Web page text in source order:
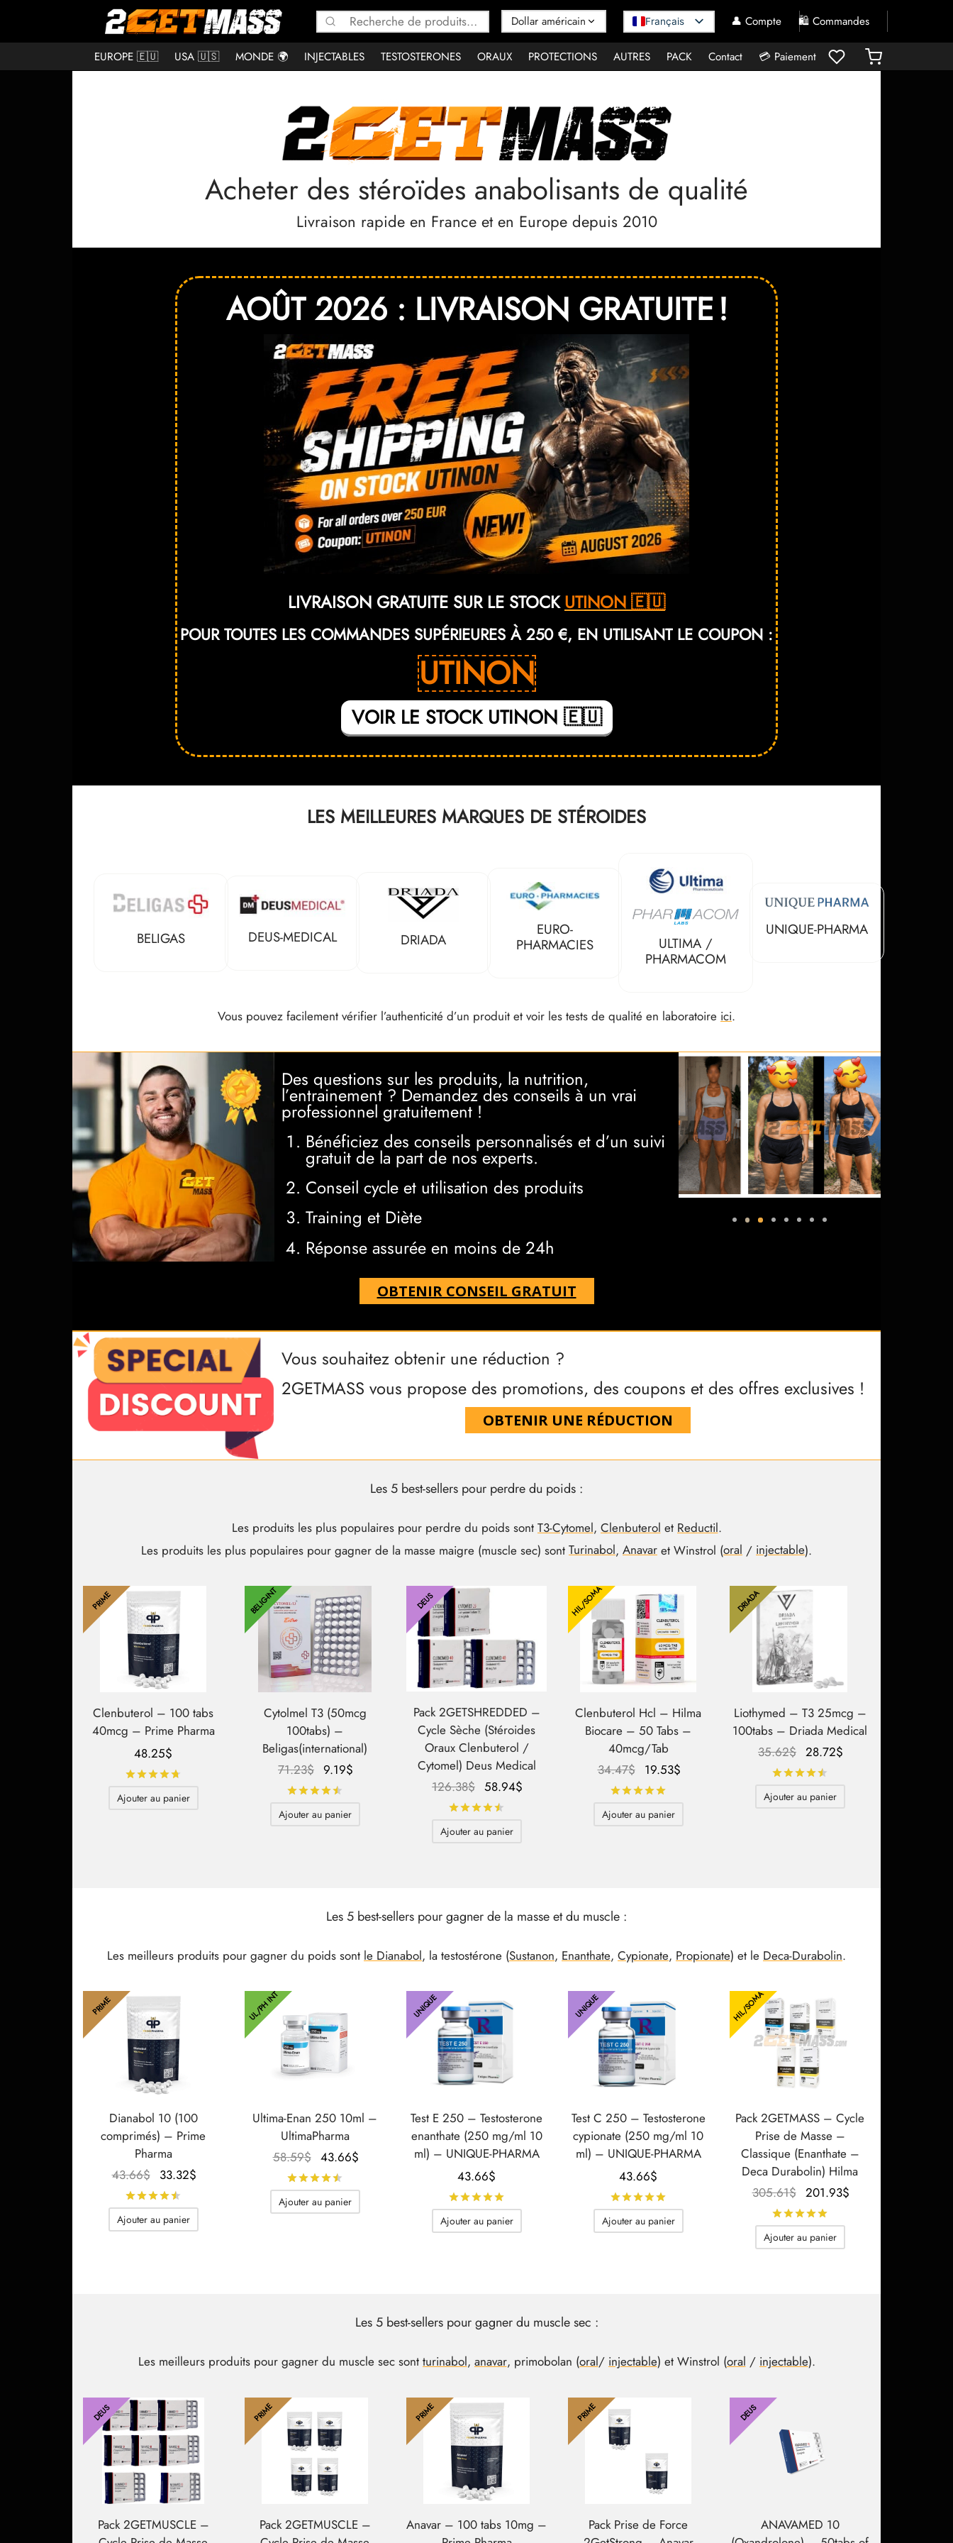
Recherche
pour :
Français 👤 Compte 🛍️ Commandes
EUROPE 🇪🇺 USA 🇺🇸 MONDE 🌍 INJECTABLES TESTOSTERONES ORAUX PROTECTIONS AUTRES PACK Contact 💳 Paiement
Acheter des stéroïdes anabolisants de qualité
Livraison rapide en France et en Europe depuis 2010
AOÛT 2026 : LIVRAISON GRATUITE !
LIVRAISON GRATUITE SUR LE STOCKUTINON 🇪🇺
POUR TOUTES LES COMMANDES SUPÉRIEURES À 250 €, EN UTILISANT LE COUPON :
UTINON
VOIR LE STOCK UTINON 🇪🇺
LES MEILLEURES MARQUES DE STÉROIDES
BELIGAS DEUS-MEDICAL DRIADA
EURO-
PHARMACIES
ULTIMA /
PHARMACOM
UNIQUE-PHARMA
Vous pouvez facilement vérifier l’authenticité d’un produit et voir les tests de qualité en laboratoire ici.
Des questions sur les produits, la nutrition,
l’entrainement ? Demandez des conseils à un vrai
professionnel gratuitement !
Bénéficiez des conseils personnalisés et d’un suivi
gratuit de la part de nos experts.
Conseil cycle et utilisation des produits
Training et Diète
Réponse assurée en moins de 24h
OBTENIR CONSEIL GRATUIT
Vous souhaitez obtenir une réduction ?
2GETMASS vous propose des promotions, des coupons et des offres exclusives !
OBTENIR UNE RÉDUCTION
Les 5 best-sellers pour perdre du poids :
Les produits les plus populaires pour perdre du poids sont T3-Cytomel, Clenbuterol et Reductil.
Les produits les plus populaires pour gagner de la masse maigre (muscle sec) sont Turinabol, Anavar et Winstrol (oral / injectable).
PRIME
Clenbuterol – 100 tabs
40mcg – Prime Pharma
48.25$
Ajouter au panier
BELIG-INT
Cytolmel T3 (50mcg
100tabs) –
Beligas(international)
71.23$ Le prix
initial
71.23$.
9.19$
Ajouter au panier
DEUS
Pack 2GETSHREDDED –
Cycle Sèche (Stéroides
Oraux Clenbuterol /
Cytomel) Deus Medical
126.38$
Le prix
initial
126.38$.
58.94$
Ajouter au panier
HIL/SOMA
Clenbuterol Hcl – Hilma
Biocare – 50 Tabs –
40mcg/Tab
34.47$
Le prix
initial
34.47$.
19.53$
Ajouter au panier
DRIADA
Liothymed – T3 25mcg –
100tabs – Driada Medical
35.62$ Le prix
initial
35.62$.
28.72$
Ajouter au panier
Les 5 best-sellers pour gagner de la masse et du muscle :
Les meilleurs produits pour gagner du poids sont le Dianabol, la testostérone (Sustanon, Enanthate, Cypionate, Propionate) et le Deca-Durabolin.
PRIME
Dianabol 10 (100
comprimés) – Prime
Pharma
43.66$
Le prix
initial
était :
43.66$.
33.32$
33.32$.
Ajouter au panier
UL/PH INT
Ultima-Enan 250 10ml –
UltimaPharma
58.59$ Le prix
initial
était :
58.59$.
43.66$
43.66$.
Ajouter au panier
UNIQUE
Test E 250 – Testosterone
enanthate (250 mg/ml 10
ml) – UNIQUE-PHARMA
43.66$
Ajouter au panier
UNIQUE
Test C 250 – Testosterone
cypionate (250 mg/ml 10
ml) – UNIQUE-PHARMA
43.66$
Ajouter au panier
HIL/SOMA
Pack 2GETMASS – Cycle
Prise de Masse –
Classique (Enanthate –
Deca Durabolin) Hilma
305.61$
Le prix
initial
était :
305.61$.
201.93$
Ajouter au panier
Les 5 best-sellers pour gagner du muscle sec :
Les meilleurs produits pour gagner du muscle sec sont turinabol, anavar, primobolan (oral/ injectable) et Winstrol (oral / injectable).
DEUS
Pack 2GETMUSCLE –
PRIME
Pack 2GETMUSCLE –
PRIME
Anavar – 100 tabs 10mg –
PRIME
Pack Prise de Force
DEUS
ANAVAMED 10